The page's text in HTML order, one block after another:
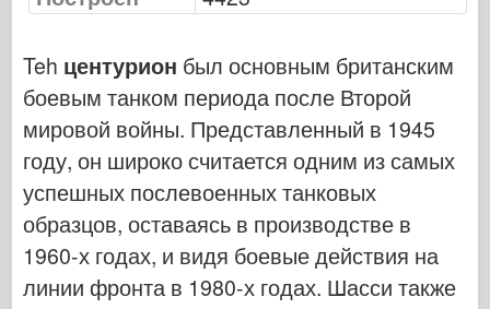
Кибер-хобби
Дракона
Эдуард
E.T. Модель
Тонкие формы
Силы доблести
ФриулМодель
Хасэгава
Teh центурион был основным британским
боевым танком периода после Второй
мировой войны. Представленный в 1945
году, он широко считается одним из самых
успешных послевоенных танковых
образцов, оставаясь в производстве в
1960-х годах, и видя боевые действия на
линии фронта в 1980-х годах. Шасси также